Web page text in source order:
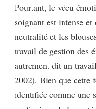
Pourtant, le vécu
soignant est intense et
neutralité et les
travail de gestion des
autrement dit un
2002). Bien que cette
identifiée comme une